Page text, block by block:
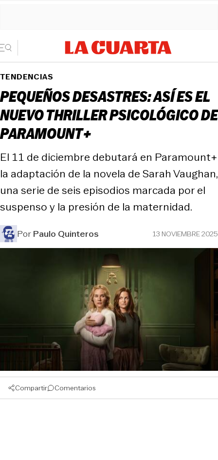
TENDENCIAS
PEQUEÑOS DESASTRES: ASÍ ES EL
NUEVO THRILLER PSICOLÓGICO DE
PARAMOUNT+
El 11 de diciembre debutará en Paramount+
la adaptación de la novela de Sarah Vaughan,
una serie de seis episodios marcada por el
suspenso y la presión de la maternidad.
PorPaulo Quinteros 13 NOVIEMBRE 2025
Compartir Comentarios